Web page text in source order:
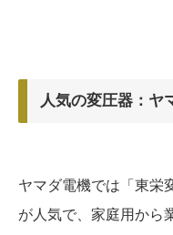
人気の変圧器：ヤ
ヤマダ電機では「東栄
が人気で、家庭用から